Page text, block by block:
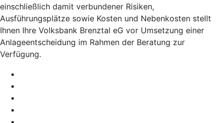
einschließlich damit verbundener Risiken,
Ausführungsplätze sowie Kosten und Nebenkosten stellt
Ihnen Ihre Volksbank Brenztal eG vor Umsetzung einer
Anlageentscheidung im Rahmen der Beratung zur
Verfügung.